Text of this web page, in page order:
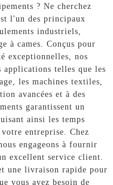
? Ne cherchez
l'un des principaux
industriels,
à cames. Conçus pour
exceptionnelles, nos
applications telles que les
les machines textiles,
avancées et à des
garantissent un
ainsi les temps
entreprise. Chez
engageons à fournir
excellent service client.
une livraison rapide pour
vous ayez besoin de